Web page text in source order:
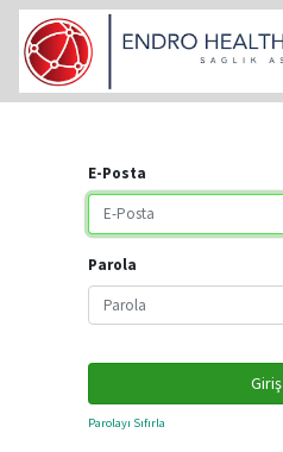
E-Posta
Parola
Giriş
Parolayı Sıfırla